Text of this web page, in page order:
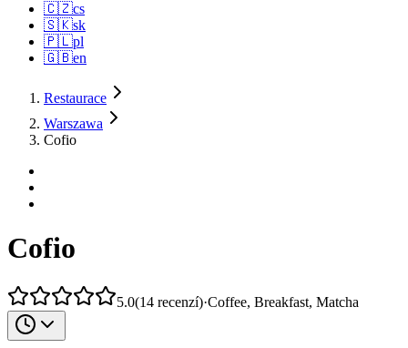
🇨🇿cs
🇸🇰sk
🇵🇱pl
🇬🇧en
Restaurace
Warszawa
Cofio
Cofio
5.0(14 recenzí)·Coffee, Breakfast, Matcha